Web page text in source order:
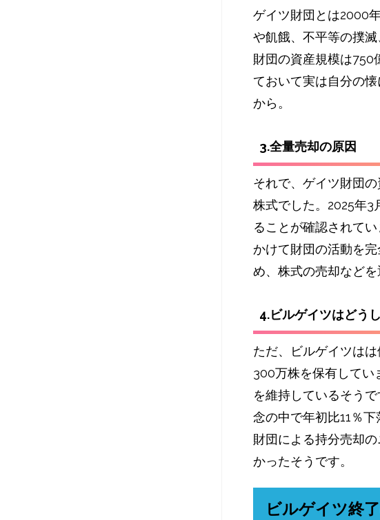
ゲイツ財団とは2000
や飢餓、不平等の撲
財団の資産規模は750
ておいて実は自分の
から。
3.全量売却の原因
それで、ゲイツ財団
株式でした。2025年
ることが確認されて
かけて財団の活動を
め、株式の売却など
4.ビルゲイツはどう
ただ、ビルゲイツは
300万株を保有してい
を維持しているそう
念の中で年初比11％
財団による持分売却
かったそうです。
ビルゲイツ終